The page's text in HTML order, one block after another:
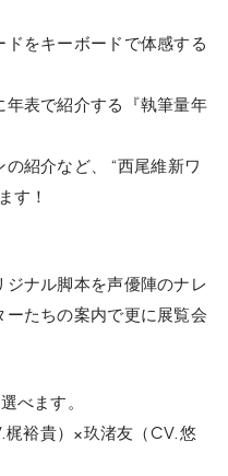
をキーボードで体感する
表で紹介する『執筆量年
紹介など、 “西尾維新ワ
す！
ナル脚本を声優陣のナレ
たちの案内で更に展覧会
べます。
梶裕貴）×玖渚友（CV.悠